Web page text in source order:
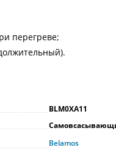
перегреве;
BLM0XA11
Belamos